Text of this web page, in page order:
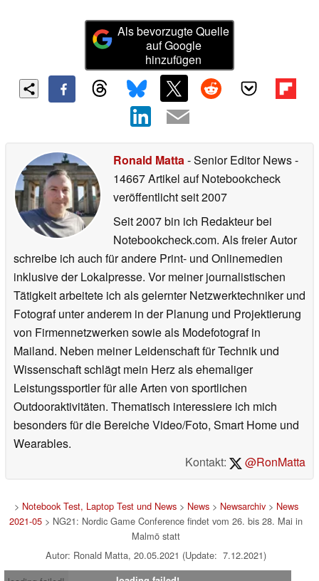
Als bevorzugte Quelle
auf Google
hinzufügen
Ronald Matta- Senior Editor News-
14667 Artikel auf Notebookcheck
veröffentlichtseit 2007
Seit 2007 bin ich Redakteur bei
Notebookcheck.com. Als freier Autor
schreibe ich auch für andere Print- und Onlinemedien
inklusive der Lokalpresse. Vor meiner journalistischen
Tätigkeit arbeitete ich als gelernter Netzwerktechniker und
Fotograf unter anderem in der Planung und Projektierung
von Firmennetzwerken sowie als Modefotograf in
Mailand. Neben meiner Leidenschaft für Technik und
Wissenschaft schlägt mein Herz als ehemaliger
Leistungssportler für alle Arten von sportlichen
Outdooraktivitäten. Thematisch interessiere ich mich
besonders für die Bereiche Video/Foto, Smart Home und
Wearables.
Kontakt:
@RonMatta
> Notebook Test, Laptop Test und News> News> Newsarchiv> News
2021-05 > NG21: Nordic Game Conference findet vom 26. bis 28. Mai in
Malmö statt
Autor: Ronald Matta, 20.05.2021 (Update: 7.12.2021)